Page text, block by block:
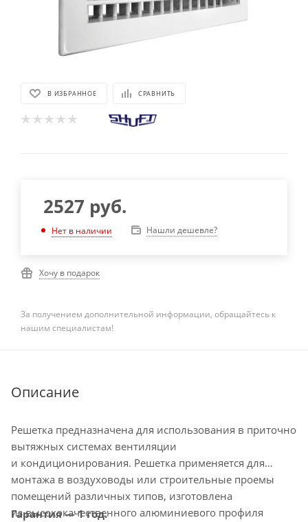
В ИЗБРАННОЕ СРАВНИТЬ
2527 руб.
Нет в наличии Нашли дешевле?
Хочу в подарок
За получением дополнительной информации, обращайтесь к
нашим специалистам!
Описание
Решетка предназначена для использования в приточно
вытяжных системах вентиляции
и кондиционирования. Решетка применяется для
монтажа в воздуховоды или строительные проемы
помещений различных типов, изготовлена
из высококачественного алюминиевого профиля
Гарантия — 1 год.